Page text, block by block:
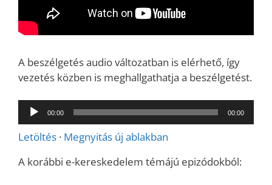
A beszélgetés audio változatban is elérhető, így
vezetés közben is meghallgathatja a beszélgetést.
Audió
lejátszó
00:00 00:00
Letöltés · Megnyitás új ablakban
A korábbi e-kereskedelem témájú epizódokból: